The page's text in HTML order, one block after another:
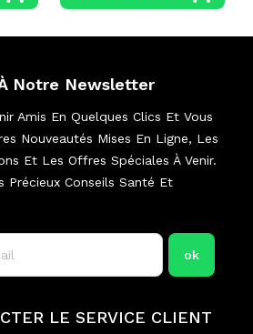
Notre Newsletter
Amis En Quelques Clics Et Vous
Nouveautés Mises En Ligne, Les
Et Les Offres Spéciales À Venir.
Précieux Conseils Santé Et
LE SERVICE CLIENT